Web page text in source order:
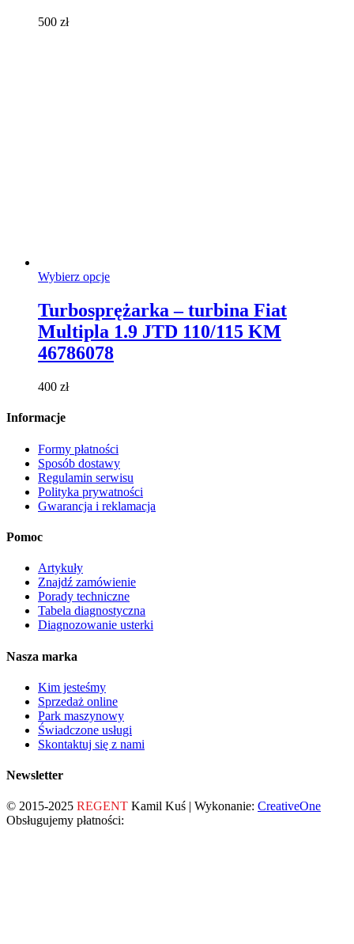
500 zł
Wybierz opcjeTen
wiele
wariantów.
Opcje
można
Turbosprężarka – turbina Fiat
Multipla 1.9 JTD 110/115 KM
46786078
400 zł
Informacje
Formy płatności
Sposób dostawy
Regulamin serwisu
Polityka prywatności
Gwarancja i reklamacja
Pomoc
Artykuły
Znajdź zamówienie
Porady techniczne
Tabela diagnostyczna
Diagnozowanie usterki
Nasza marka
Kim jesteśmy
Sprzedaż online
Park maszynowy
Świadczone usługi
Skontaktuj się z nami
Newsletter
© 2015-2025 REGENT Kamil Kuś | Wykonanie: CreativeOne
Obsługujemy płatności: